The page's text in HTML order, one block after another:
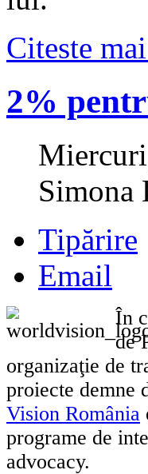
Citeste
2%
Simona
Tipărire
Email
În
de
organizaţie de
proiecte demne
Vision România
programe de
advocacy.